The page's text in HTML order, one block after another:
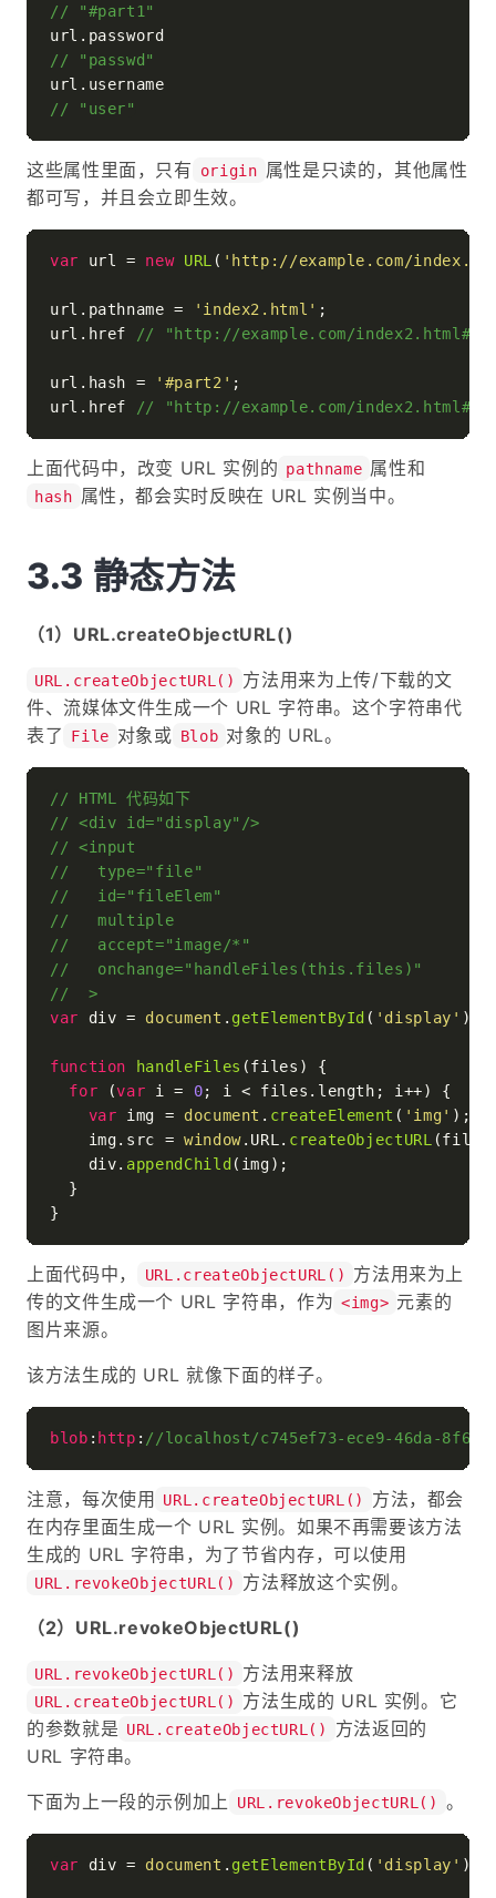
// "#part1"
url. password
// "passwd"
url. username
// "user"
这些属性里面，只有 origin 属性是只读的，其他属性
都可写，并且会立即生效。
var url = new URL ( 'http://example.com/
url. pathname = 'index2.html' ;
url. href // "http://example.com/
url. hash = '#part2' ;
url. href // "http://example.com/
上面代码中，改变 URL 实例的 pathname 属性和
hash 属性，都会实时反映在 URL 实例当中。
静态方法
（1）URL.createObjectURL()
URL.createObjectURL()
方法用来为上传/下载的文
件、流媒体文件生成一个 URL 字符串。这个字符串代
表了
File 对象或 Blob 对象的 URL。
// HTML 代码如下
// <div id="display"/>
// <input
//   type="file"
//   id="fileElem"
//   multiple
//   accept="image/*"
//   onchange="handleFiles(this.files)"
//  >
var div = document . getElementById ( 'display' );
function handleFiles (files ) {
for (var i = 0; i < files. length ; i++) {
var img = document . createElement ( 'img' );
    img.
src = window. URL . createObjectURL
    div.
appendChild (img);
  }
上面代码中， URL.createObjectURL()
方法用来为上
传的文件生成一个 URL 字符串，作为 <img> 元素的
图片来源。
该方法生成的 URL 就像下面的样子。
blob : http : //localhost/c745ef73-ece9-46da-8f66-
注意，每次使用 URL.createObjectURL()
方法，都会
在内存里面生成一个 URL 实例。如果不再需要该方法
生成的 URL 字符串，为了节省内存，可以使用
URL.revokeObjectURL() 方法释放这个实例。
（2）URL.revokeObjectURL()
URL.revokeObjectURL() 方法用来释放
URL.createObjectURL()
方法生成的 URL 实例。它
的参数就是 URL.createObjectURL()
方法返回的
URL 字符串。
下面为上一段的示例加上 URL.revokeObjectURL() 。
var div = document . getElementById ( 'display' );